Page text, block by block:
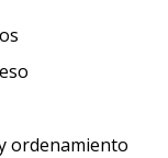
ordenamiento